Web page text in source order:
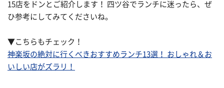
15店をドンとご紹介します！ 四ツ谷でランチに迷ったら、ぜ
ひ参考にしてみてくださいね。
▼こちらもチェック！
神楽坂の絶対に行くべきおすすめランチ13選！ おしゃれ＆お
いしい店がズラリ！